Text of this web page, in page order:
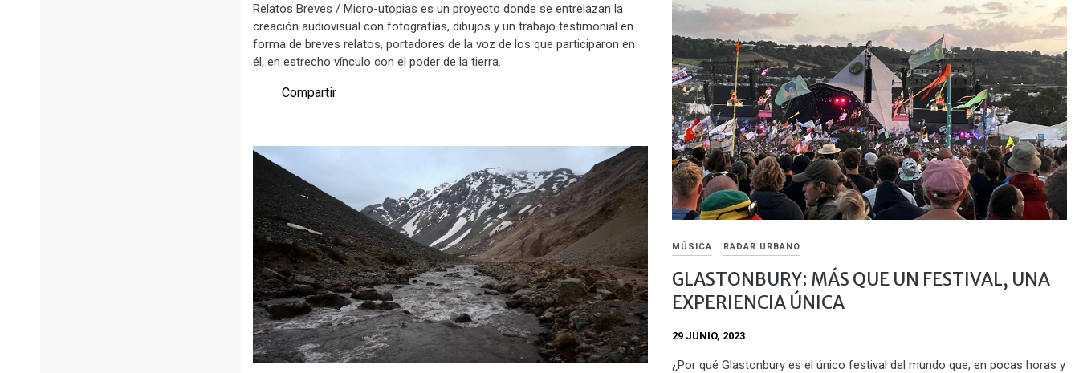
Relatos Breves / Micro-utopias es un proyecto donde se entrelazan la
creación audiovisual con fotografías, dibujos y un trabajo testimonial en
forma de breves relatos, portadores de la voz de los que participaron en
él, en estrecho vínculo con el poder de la tierra.
Compartir
MÚSICA RADAR URBANO
GLASTONBURY: MÁS QUE UN FESTIVAL, UNA
EXPERIENCIA ÚNICA
29 JUNIO, 2023
¿Por qué Glastonbury es el único festival del mundo que, en pocas horas y